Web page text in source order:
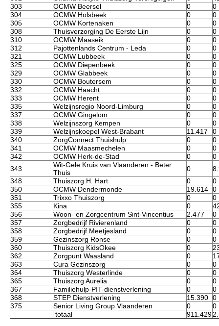
303
OCMW Beersel 0
0
304
OCMW Holsbeek 0
0
305
OCMW Kortenaken 0
0
308
Thuisverzorging De Eerste Lijn 0
0
310
OCMW Maaseik 0
0
312
Pajottenlands Centrum - Leda 0
0
321
OCMW Lubbeek 0
0
325
OCMW Diepenbeek 0
0
329
OCMW Glabbeek 0
0
330
OCMW Boutersem 0
0
332
OCMW Haacht 0
0
333
OCMW Herent 0
0
335
Welzijnsregio Noord-Limburg 0
0
337
OCMW Gingelom 0
0
338
Welzijnszorg Kempen 0
0
339
Welzijnskoepel West-Brabant 11.417
0
340
ZorgConnect Thuishulp 0
0
341
OCMW Maasmechelen 0
0
342
OCMW Herk-de-Stad 0
0
343
Wit-Gele Kruis van Vlaanderen - Beter
Thuis
0
348
Thuiszorg H. Hart 0
0
350
OCMW Dendermonde 19.614 0
351
Trixxo Thuiszorg 0
0
355
Kina 0
356
Woon- en Zorgcentrum Sint-Vincentius 2.477
0
357
Zorgbedrijf Rivierenland 0
0
358
Zorgbedrijf Meetjesland 0
0
359
Gezinszorg Ronse 0
0
360
Thuiszorg KidsOkee 0
362
Zorgpunt Waasland 0
363
Cura Gezinszorg 0
0
364
Thuiszorg Westerlinde 0
0
365
Thuiszorg Aurelia 0
0
367
Familiehulp-PIT-dienstverlening 0
0
368
STEP Dienstverlening 15.390 0
375
Senior Living Group Vlaanderen 0
0
totaal
911.429